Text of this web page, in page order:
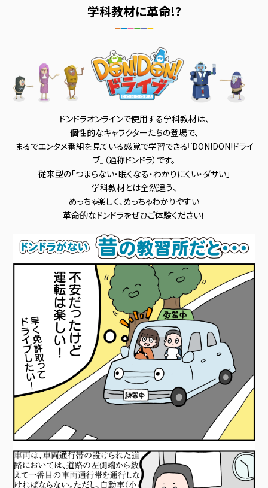
学科教材に革命!?
ドンドラオンラインで使用する学科教材は、
個性的なキャラクターたちの登場で、
まるでエンタメ番組を見ている感覚で学習できる『DON!DON!ドライ
ブ』（通称ドンドラ）です。
従来型の「つまらない・眠くなる・わかりにくい・ダサい」
学科教材とは全然違う、
めっちゃ楽しく、めっちゃわかりやすい
革命的なドンドラをぜひご体験ください！